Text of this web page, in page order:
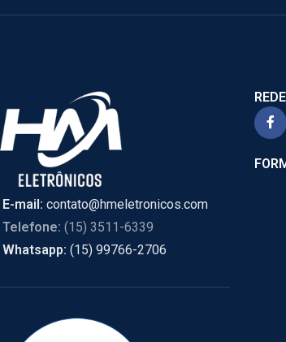
E-mail: contato@hmeletronicos.com
Telefone: (15) 3511-6339
Whatsapp: (15) 99766-2706